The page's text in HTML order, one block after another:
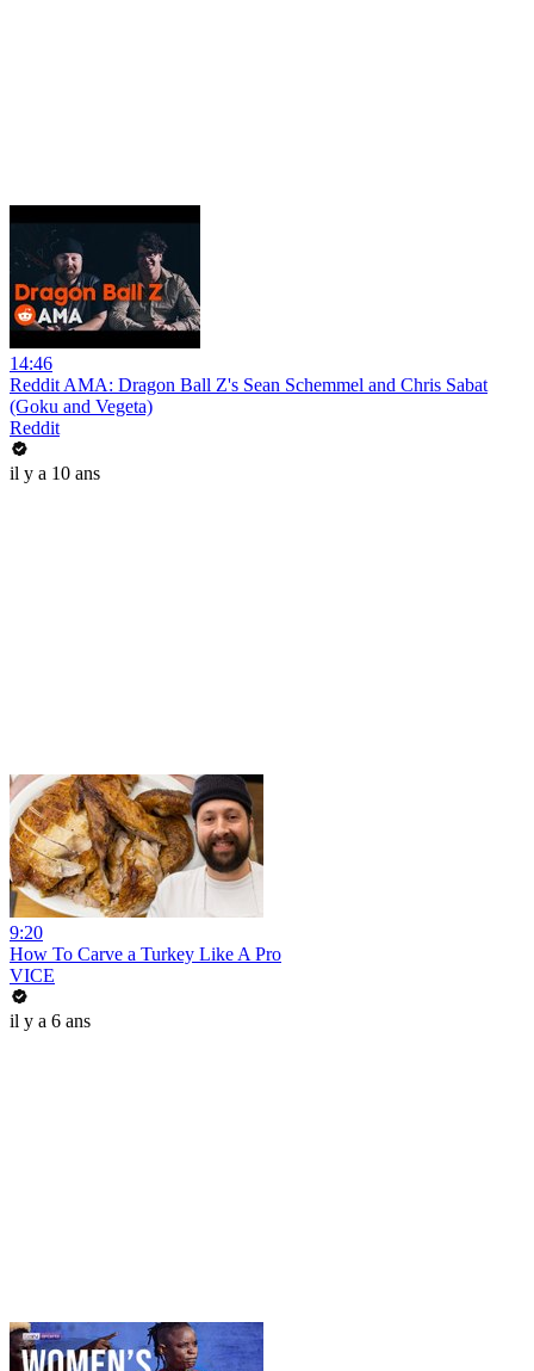
14:46
Reddit AMA: Dragon Ball Z's Sean Schemmel and Chris Sabat
(Goku and Vegeta)
Reddit
il y a 10 ans
9:20
How To Carve a Turkey Like A Pro
VICE
il y a 6 ans